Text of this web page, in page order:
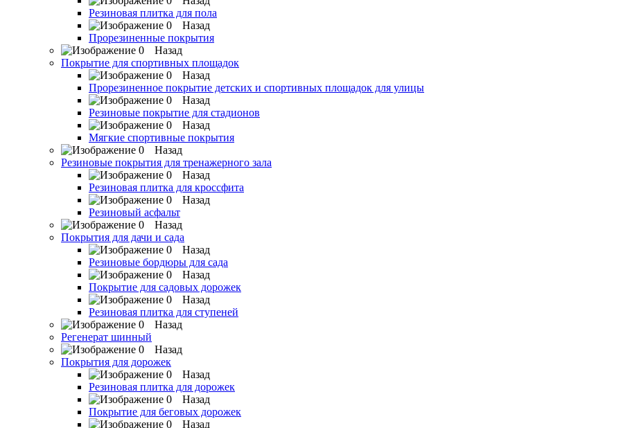
Резиновая плитка для пола
Назад
Прорезиненные покрытия
Назад
Покрытие для спортивных площадок
Назад
Прорезиненное покрытие детских и спортивных площадок для улицы
Назад
Резиновые покрытие для стадионов
Назад
Мягкие спортивные покрытия
Назад
Резиновые покрытия для тренажерного зала
Назад
Резиновая плитка для кроссфита
Назад
Резиновый асфальт
Назад
Покрытия для дачи и сада
Назад
Резиновые бордюры для сада
Назад
Покрытие для садовых дорожек
Назад
Резиновая плитка для ступеней
Назад
Регенерат шинный
Назад
Покрытия для дорожек
Назад
Резиновая плитка для дорожек
Назад
Покрытие для беговых дорожек
Назад